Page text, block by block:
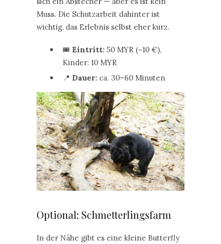
Muss. Die Schutzarbeit dahinter ist
wichtig, das Erlebnis selbst eher kurz.
🎟️ Eintritt: 50 MYR (~10 €),
Kinder: 10 MYR
📍 Dauer: ca. 30–60 Minuten
Optional: Schmetterlingsfarm
In der Nähe gibt es eine kleine Butterfly